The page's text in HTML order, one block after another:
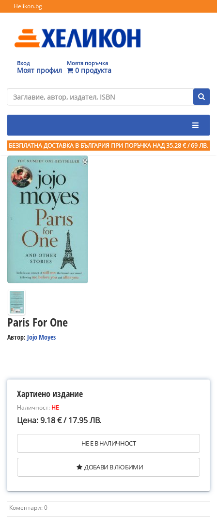
Helikon.bg
Вход
Моят профил
Моята поръчка
0 продукта
БЕЗПЛАТНА ДОСТАВКА В БЪЛГАРИЯ ПРИ ПОРЪЧКА НАД 35.28 € / 69 ЛВ.
Paris For One
Автор: Jojo Moyes
Хартиено издание
Наличност: НЕ
Цена: 9.18 € / 17.95 ЛВ.
НЕ Е В НАЛИЧНОСТ
ДОБАВИ В ЛЮБИМИ
Коментари: 0